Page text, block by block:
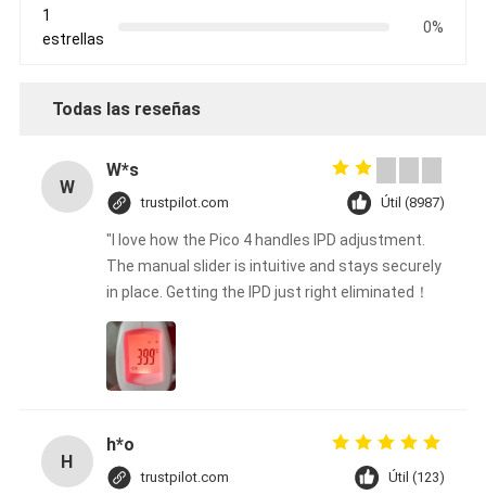
1
estrellas
0%
Todas las reseñas
W
W*s
trustpilot.com Útil (8987)
"I love how the Pico 4 handles IPD adjustment.
The manual slider is intuitive and stays securely
in place. Getting the IPD just right eliminated！
H
h*o
trustpilot.com Útil (123)